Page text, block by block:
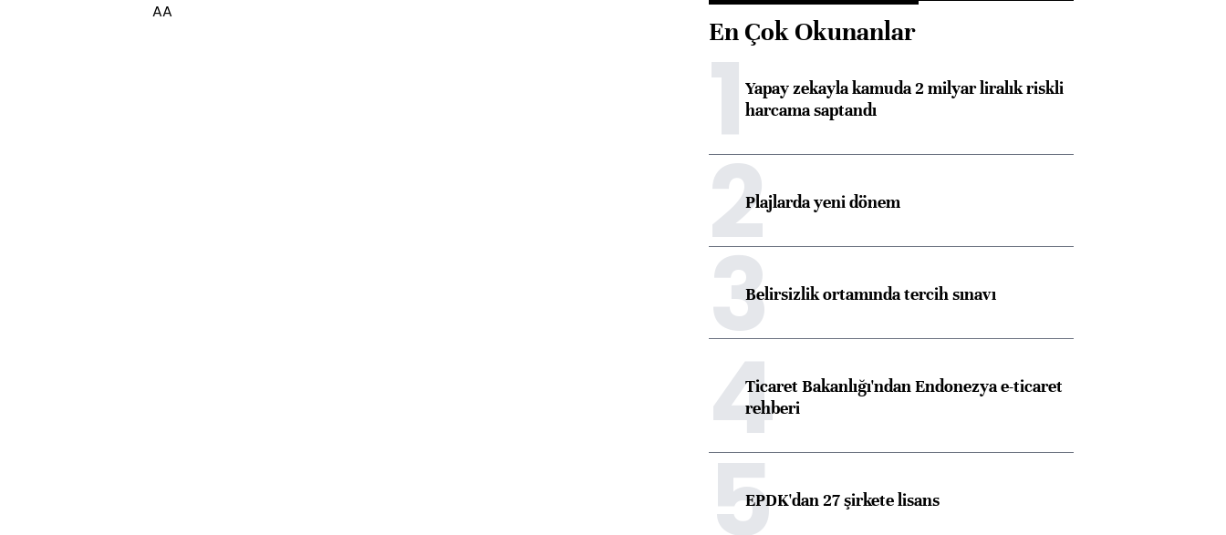
AA
En Çok Okunanlar
1Yapay zekayla kamuda 2 milyar liralık riskli
harcama saptandı
2Plajlarda yeni dönem
3Belirsizlik ortamında tercih sınavı
4Ticaret Bakanlığı'ndan Endonezya e-ticaret
rehberi
5EPDK'dan 27 şirkete lisans